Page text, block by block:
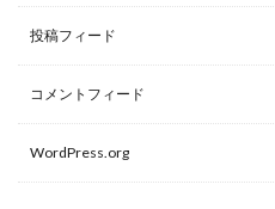
投稿フィード
コメントフィード
WordPress.org